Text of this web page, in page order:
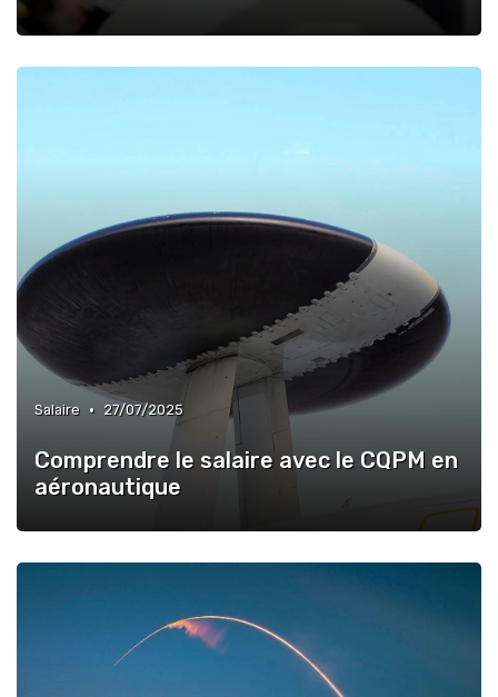
Salaire • 27/07/2025
Comprendre le salaire avec le CQPM en
aéronautique